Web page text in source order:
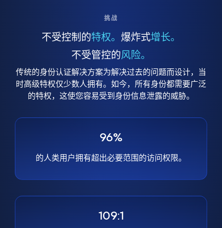
挑战
不受控制的特权。 爆炸式增长。
不受管控的风险。
传统的身份认证解决方案为解决过去的问题而设计，当
时高级特权仅少数人拥有。如今，所有身份都需要广泛
的特权，这使您容易受到身份信息泄露的威胁。
96%
的人类用户拥有超出必要范围的访问权限。
109:1